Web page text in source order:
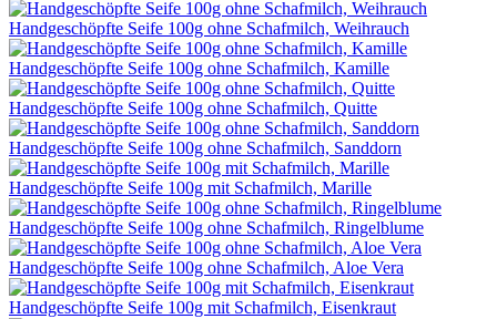
Handgeschöpfte Seife 100g ohne Schafmilch, Weihrauch
Handgeschöpfte Seife 100g ohne Schafmilch, Kamille
Handgeschöpfte Seife 100g ohne Schafmilch, Quitte
Handgeschöpfte Seife 100g ohne Schafmilch, Sanddorn
Handgeschöpfte Seife 100g mit Schafmilch, Marille
Handgeschöpfte Seife 100g ohne Schafmilch, Ringelblume
Handgeschöpfte Seife 100g ohne Schafmilch, Aloe Vera
Handgeschöpfte Seife 100g mit Schafmilch, Eisenkraut